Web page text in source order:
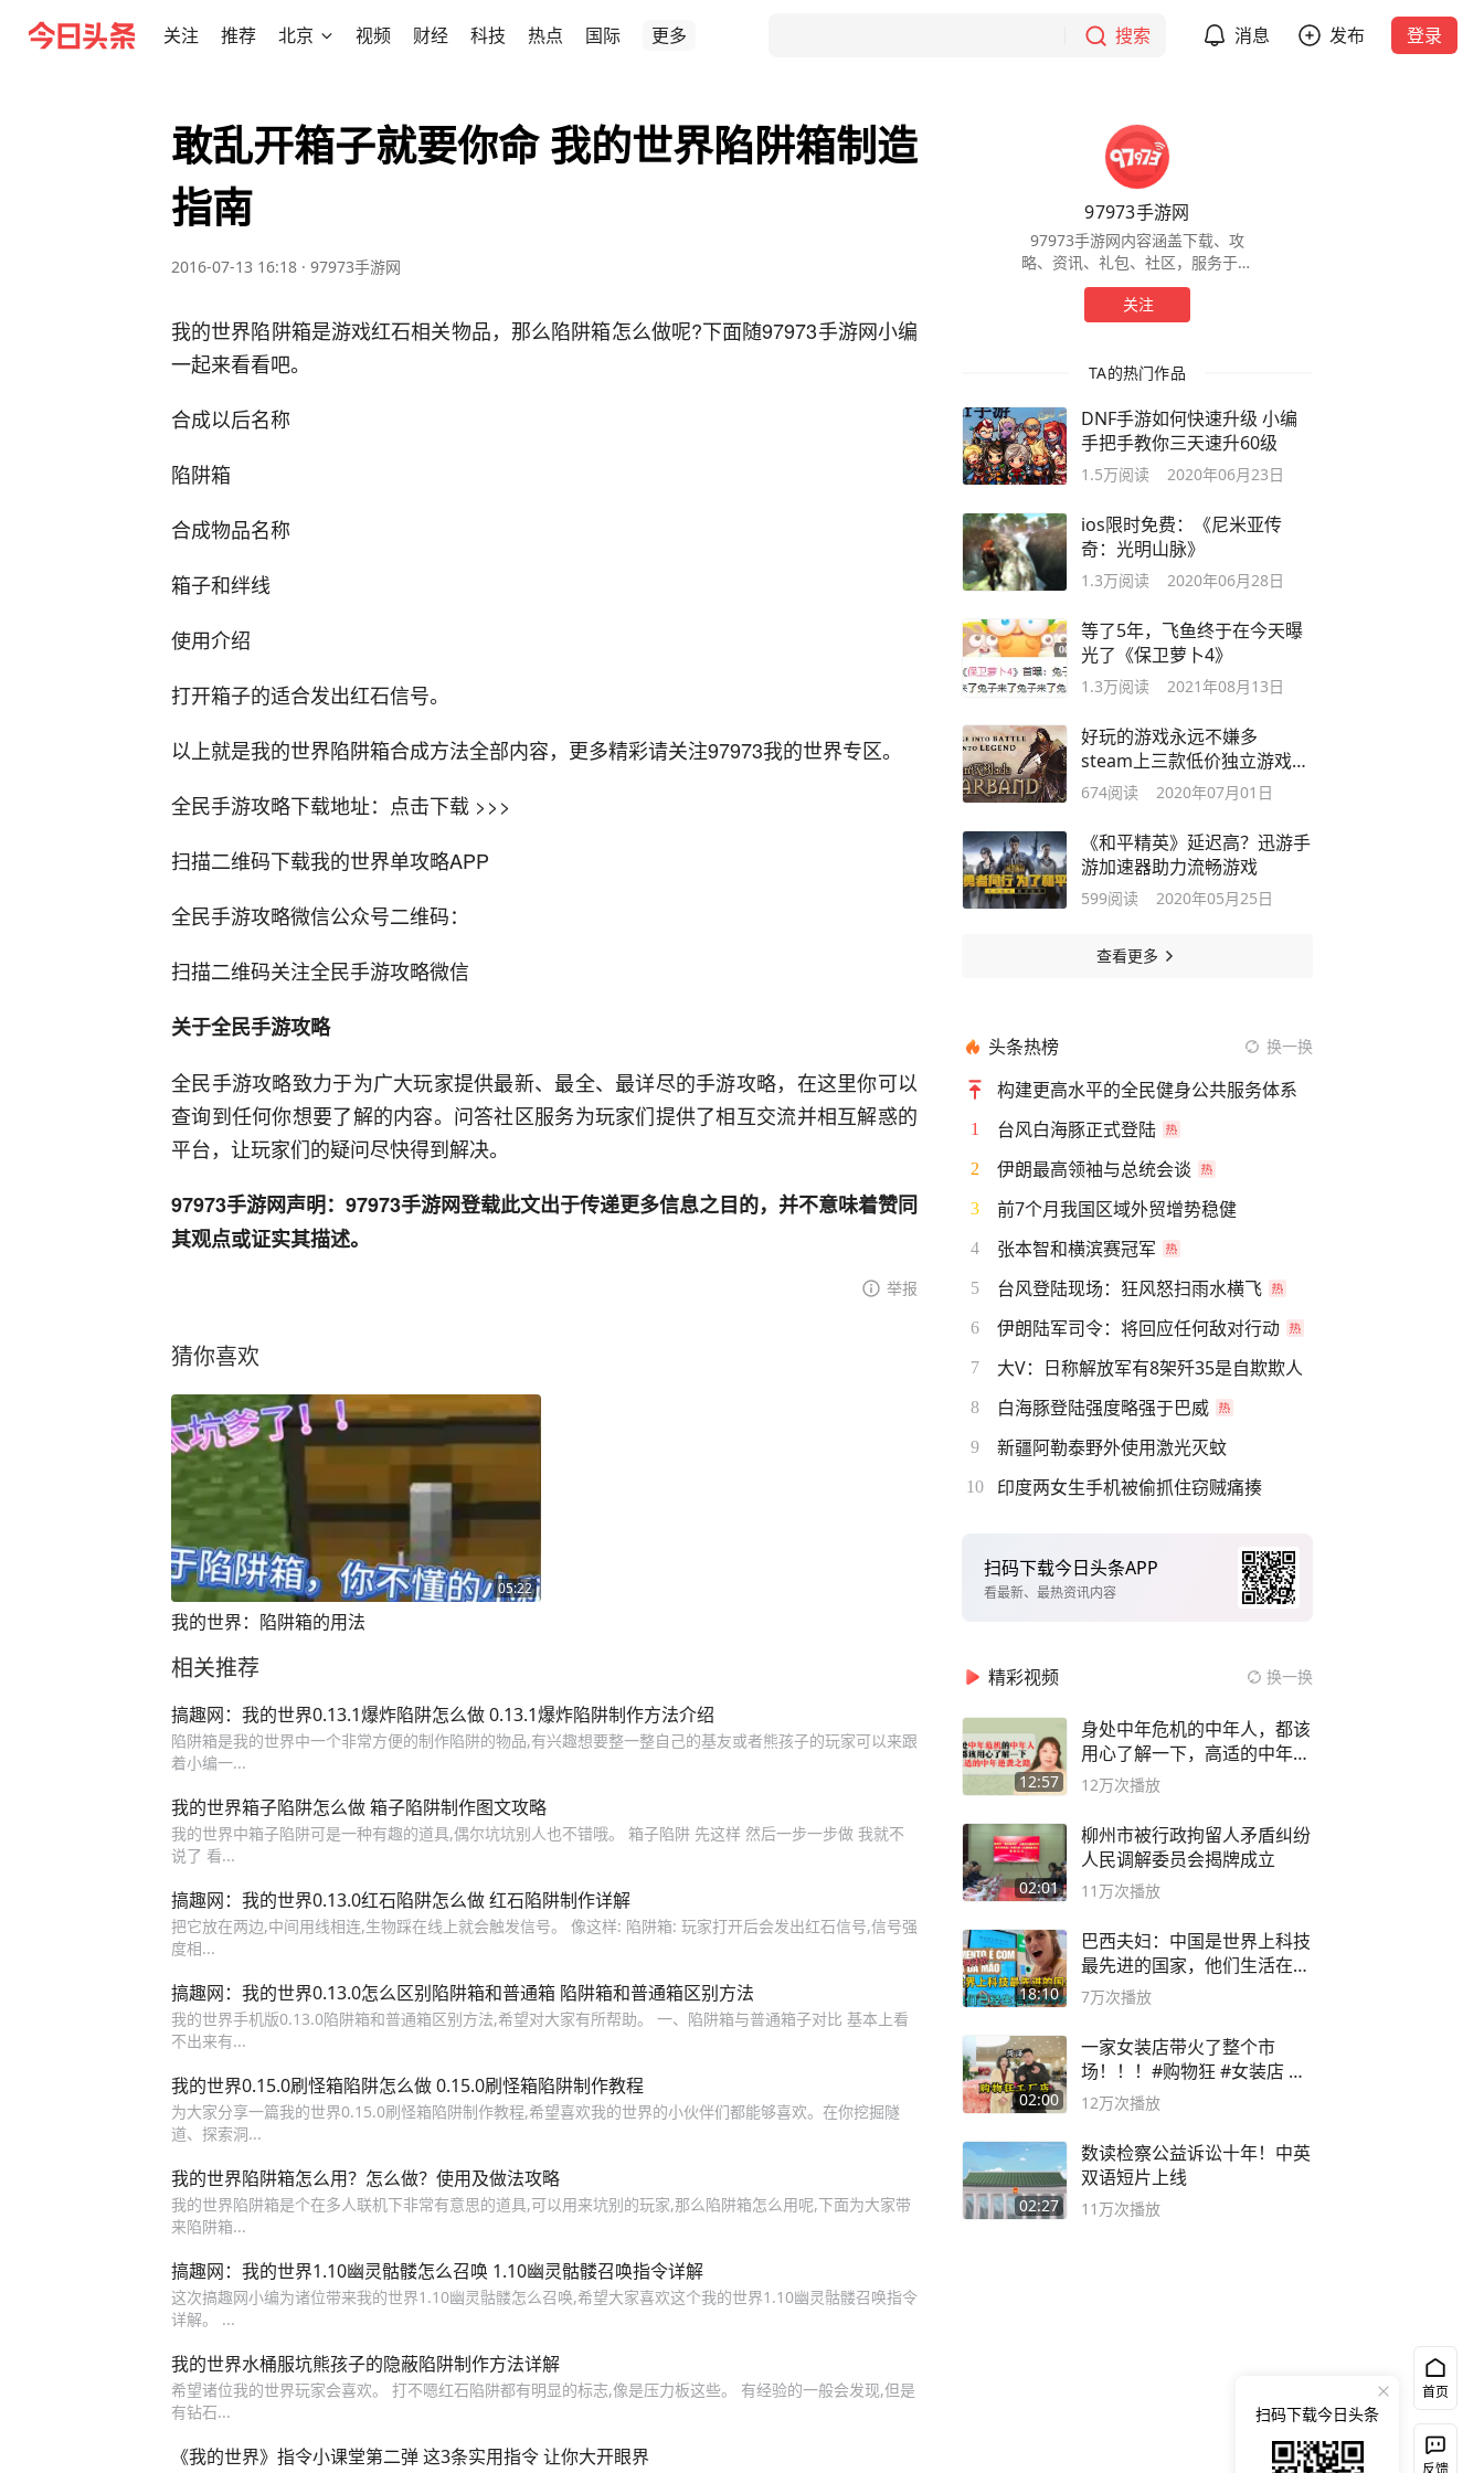
关注 推荐 北京 视频 财经 科技 热点 国际 更多 搜索 消息 发布 登录
敢乱开箱子就要你命 我的世界陷阱箱制造
指南
2016-07-13 16:18 · 97973手游网
我的世界陷阱箱是游戏红石相关物品，那么陷阱箱怎么做呢?下面随97973手游网小编
一起来看看吧。
合成以后名称
陷阱箱
合成物品名称
箱子和绊线
使用介绍
打开箱子的适合发出红石信号。
以上就是我的世界陷阱箱合成方法全部内容，更多精彩请关注97973我的世界专区。
全民手游攻略下载地址：点击下载 >>>
扫描二维码下载我的世界单攻略APP
全民手游攻略微信公众号二维码：
扫描二维码关注全民手游攻略微信
关于全民手游攻略
全民手游攻略致力于为广大玩家提供最新、最全、最详尽的手游攻略，在这里你可以
查询到任何你想要了解的内容。问答社区服务为玩家们提供了相互交流并相互解惑的
平台，让玩家们的疑问尽快得到解决。
97973手游网声明：97973手游网登载此文出于传递更多信息之目的，并不意味着赞同
其观点或证实其描述。
举报
猜你喜欢
05:22
我的世界：陷阱箱的用法
相关推荐
搞趣网：我的世界0.13.1爆炸陷阱怎么做 0.13.1爆炸陷阱制作方法介绍
陷阱箱是我的世界中一个非常方便的制作陷阱的物品,有兴趣想要整一整自己的基友或者熊孩子的玩家可以来跟
着小编一...
我的世界箱子陷阱怎么做 箱子陷阱制作图文攻略
我的世界中箱子陷阱可是一种有趣的道具,偶尔坑坑别人也不错哦。 箱子陷阱 先这样 然后一步一步做 我就不
说了 看...
搞趣网：我的世界0.13.0红石陷阱怎么做 红石陷阱制作详解
把它放在两边,中间用线相连,生物踩在线上就会触发信号。 像这样: 陷阱箱: 玩家打开后会发出红石信号,信号强
度相...
搞趣网：我的世界0.13.0怎么区别陷阱箱和普通箱 陷阱箱和普通箱区别方法
我的世界手机版0.13.0陷阱箱和普通箱区别方法,希望对大家有所帮助。 一、陷阱箱与普通箱子对比 基本上看
不出来有...
我的世界0.15.0刷怪箱陷阱怎么做 0.15.0刷怪箱陷阱制作教程
为大家分享一篇我的世界0.15.0刷怪箱陷阱制作教程,希望喜欢我的世界的小伙伴们都能够喜欢。在你挖掘隧
道、探索洞...
我的世界陷阱箱怎么用？怎么做？使用及做法攻略
我的世界陷阱箱是个在多人联机下非常有意思的道具,可以用来坑别的玩家,那么陷阱箱怎么用呢,下面为大家带
来陷阱箱...
搞趣网：我的世界1.10幽灵骷髅怎么召唤 1.10幽灵骷髅召唤指令详解
这次搞趣网小编为诸位带来我的世界1.10幽灵骷髅怎么召唤,希望大家喜欢这个我的世界1.10幽灵骷髅召唤指令
详解。 ...
我的世界水桶服坑熊孩子的隐蔽陷阱制作方法详解
希望诸位我的世界玩家会喜欢。 打不嗯红石陷阱都有明显的标志,像是压力板这些。 有经验的一般会发现,但是
有钻石...
《我的世界》指令小课堂第二弹 这3条实用指令 让你大开眼界
97973手游网
97973手游网内容涵盖下载、攻
略、资讯、礼包、社区，服务于全
球手游玩家，为玩家提供一站式服
务。
关注
TA的热门作品
DNF手游如何快速升级 小编
手把手教你三天速升60级
1.5万阅读 2020年06月23日
ios限时免费：《尼米亚传
奇：光明山脉》
1.3万阅读 2020年06月28日
等了5年，飞鱼终于在今天曝
光了《保卫萝卜4》
1.3万阅读 2021年08月13日
好玩的游戏永远不嫌多
steam上三款低价独立游戏推
荐
674阅读 2020年07月01日
《和平精英》延迟高？迅游手
游加速器助力流畅游戏
599阅读 2020年05月25日
查看更多
头条热榜 换一换
构建更高水平的全民健身公共服务体系
1 台风白海豚正式登陆
2 伊朗最高领袖与总统会谈
3 前7个月我国区域外贸增势稳健
4 张本智和横滨赛冠军
5 台风登陆现场：狂风怒扫雨水横飞
6 伊朗陆军司令：将回应任何敌对行动
7 大V：日称解放军有8架歼35是自欺欺人
8 白海豚登陆强度略强于巴威
9 新疆阿勒泰野外使用激光灭蚊
10 印度两女生手机被偷抓住窃贼痛揍
扫码下载今日头条APP
看最新、最热资讯内容
精彩视频 换一换
12:57
身处中年危机的中年人，都该
用心了解一下，高适的中年逆
袭之路
12万次播放
02:01
柳州市被行政拘留人矛盾纠纷
人民调解委员会揭牌成立
11万次播放
18:10
巴西夫妇：中国是世界上科技
最先进的国家，他们生活在
2999年
7万次播放
02:00
一家女装店带火了整个市
场！！！#购物狂 #女装店 #
高品质女装
12万次播放
02:27
数读检察公益诉讼十年！中英
双语短片上线
11万次播放
首页
反馈
扫码下载今日头条